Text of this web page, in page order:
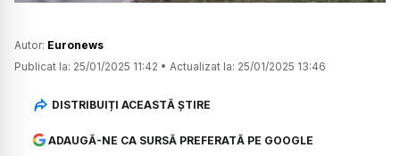
Autor: Euronews
Publicat la: 25/01/2025 11:42 • Actualizat la: 25/01/2025 13:46
DISTRIBUIȚI ACEASTĂ ȘTIRE
ADAUGĂ-NE CA SURSĂ PREFERATĂ PE GOOGLE